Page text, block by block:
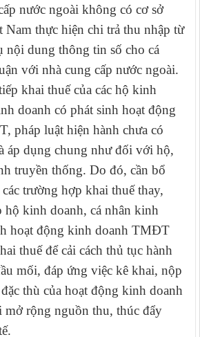
nước ngoài không có cơ sở
Nam thực hiện chi trả thu nhập từ
nội dung thông tin số cho cá
với nhà cung cấp nước ngoài.
khai thuế của các hộ kinh
doanh có phát sinh hoạt động
pháp luật hiện hành chưa có
áp dụng chung như đối với hộ,
truyền thống. Do đó, cần bổ
trường hợp khai thuế thay,
hộ kinh doanh, cá nhân kinh
hoạt động kinh doanh TMĐT
thuế để cải cách thủ tục hành
mối, đáp ứng việc kê khai, nộp
thù của hoạt động kinh doanh
rộng nguồn thu, thúc đẩy